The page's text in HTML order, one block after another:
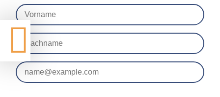
google_analytics
Google LLC
Sammelt anonymisierte Daten für die
Website-Analyse und kontinuierliche